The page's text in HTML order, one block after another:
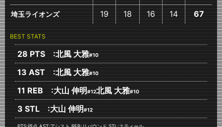
埼玉ライオンズ 19 18 16 14 67
BEST STATS
28 PTS :北風 大雅#10
13 AST :北風 大雅#10
11 REB :大山 伸明#12北風 大雅#10
3 STL :大山 伸明#12